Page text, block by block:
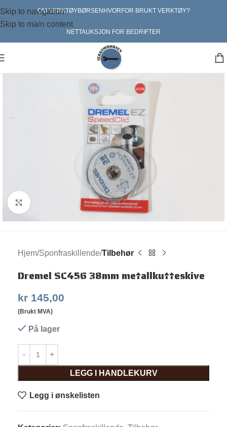
Skip to navigation
Skip to main content
OM VERKTØYBØRSEN HVORFOR BRUKT VERKTØY?
NETTAUKSJON FOR BEDRIFTER
Klikk for større bilde
Hjem Sponfraskillende Tilbehør
Dremel SC456 38mm metallkutteskive
kr 145,00
(Brukt MVA)
På lager
LEGG I HANDLEKURV
Legg i ønskelisten